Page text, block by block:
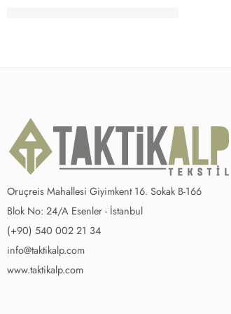
Oruçreis Mahallesi Giyimkent 16. Sokak B-166
Blok No: 24/A Esenler - İstanbul
(+90) 540 002 21 34
info@taktikalp.com
www.taktikalp.com